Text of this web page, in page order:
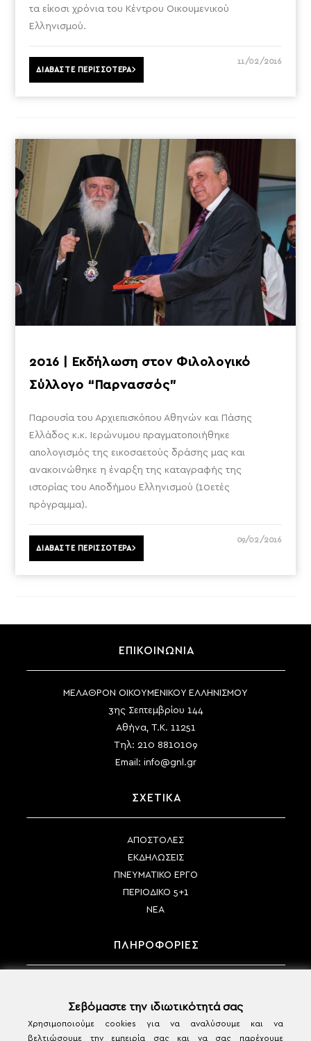
τα είκοσι χρόνια του Κέντρου Οικουμενικού
Ελληνισμού.
ΔΙΑΒΑΣΤΕ ΠΕΡΙΣΣΟΤΕΡΑ
11/02/2016
2016 | Εκδήλωση στον Φιλολογικό
Σύλλογο “Παρνασσός”
Παρουσία του Αρχιεπισκόπου Αθηνών και Πάσης
Ελλάδος κ.κ. Ιερώνυμου πραγματοποιήθηκε
απολογισμός της εικοσαετούς δράσης μας και
ανακοινώθηκε η έναρξη της καταγραφής της
ιστορίας του Αποδήμου Ελληνισμού (10ετές
πρόγραμμα).
ΔΙΑΒΑΣΤΕ ΠΕΡΙΣΣΟΤΕΡΑ
09/02/2016
ΕΠΙΚΟΙΝΩΝΙΑ
ΜΕΛΑΘΡΟΝ ΟΙΚΟΥΜΕΝΙΚΟΥ ΕΛΛΗΝΙΣΜΟΥ
3ης Σεπτεμβρίου 144
Αθήνα, Τ.Κ. 11251
Τηλ: 210 8810109
Email: info@gnl.gr
ΣΧΕΤΙΚΑ
ΑΠΟΣΤΟΛΕΣ
ΕΚΔΗΛΩΣΕΙΣ
ΠΝΕΥΜΑΤΙΚΟ ΕΡΓΟ
ΠΕΡΙΟΔΙΚΟ 5+1
ΝΕΑ
ΠΛΗΡΟΦΟΡΙΕΣ
ΤΡΟΠΟΙ ΑΠΟΣΤΟΛΗΣ
ΠΟΛΙΤΙΚΗ ΑΚΥΡΩΣΗΣ & ΕΠΙΣΤΡΟΦΩΝ
Σεβόμαστε την ιδιωτικότητά σας
Χρησιμοποιούμε cookies για να αναλύσουμε και να
βελτιώσουμε την εμπειρία σας και να σας παρέχουμε